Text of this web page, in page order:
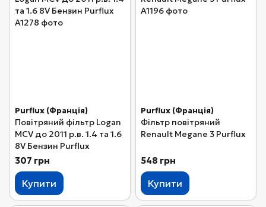
Purflux (Франція)
Повітряний фільтр Logan
MCV до 2011 р.в. 1.4 та 1.6
8V Бензин Purflux
307 грн
Купити
Purflux (Франція)
Фільтр повітряний
Renault Megane 3 Purflux
548 грн
Купити